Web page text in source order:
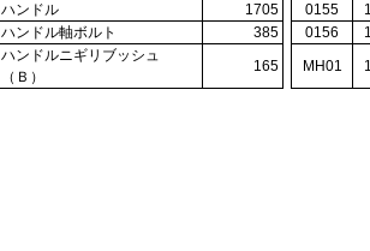
ハンドル 1705 0155
ハンドル軸ボルト 385 0156
ハンドルニギリブッシュ
（Ｂ）
165 MH01